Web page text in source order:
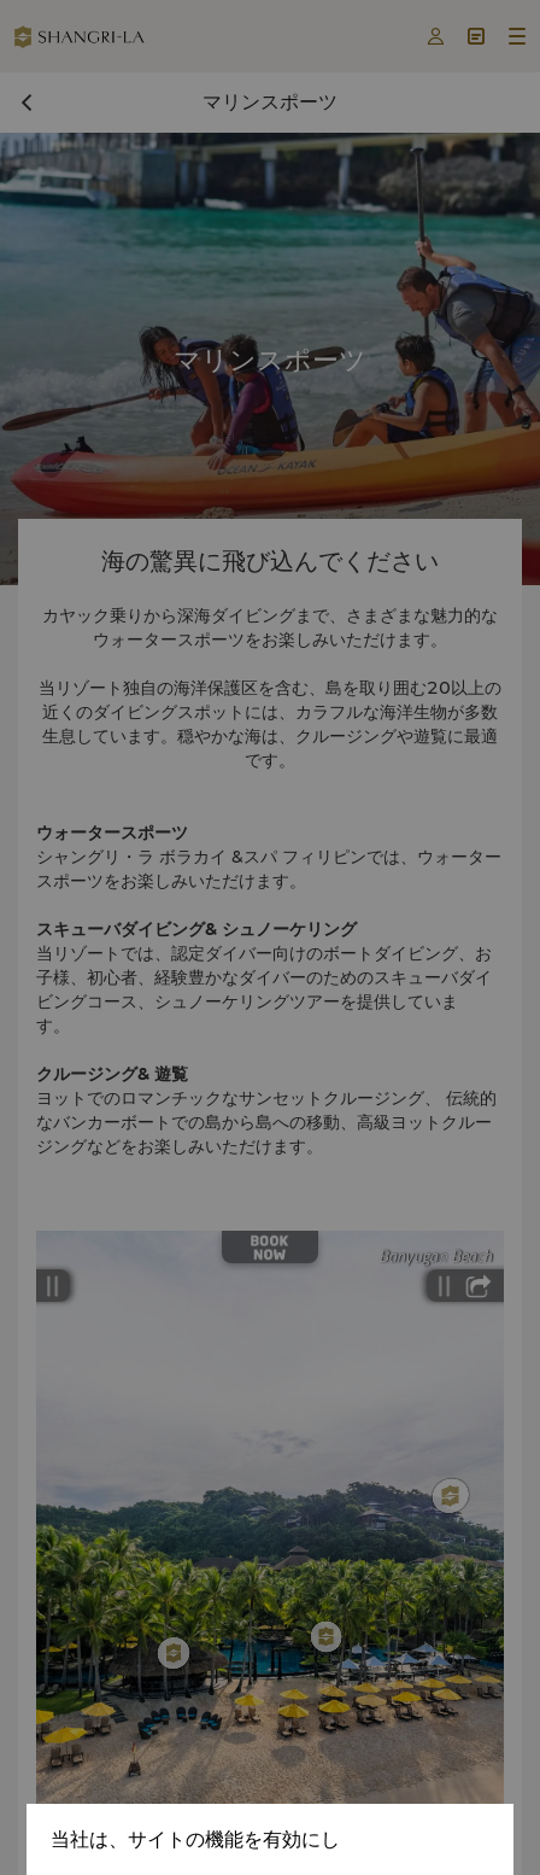
  
マリンスポーツ
マリンスポーツ
海の驚異に飛び込んでください
カヤック乗りから深海ダイビングまで、さまざまな魅力的な
ウォータースポーツをお楽しみいただけます。
当リゾート独自の海洋保護区を含む、島を取り囲む20以上の
近くのダイビングスポットには、カラフルな海洋生物が多数
生息しています。穏やかな海は、クルージングや遊覧に最適
です。
ウォータースポーツ
シャングリ・ラ ボラカイ &スパ フィリピンでは、ウォーター
スポーツをお楽しみいただけます。
スキューバダイビング& シュノーケリング
当リゾートでは、認定ダイバー向けのボートダイビング、お
子様、初心者、経験豊かなダイバーのためのスキューバダイ
ビングコース、シュノーケリングツアーを提供していま
す。
クルージング& 遊覧
ヨットでのロマンチックなサンセットクルージング、 伝統的
なバンカーボートでの島から島への移動、高級ヨットクルー
ジングなどをお楽しみいただけます。
当社は、サイトの機能を有効にし